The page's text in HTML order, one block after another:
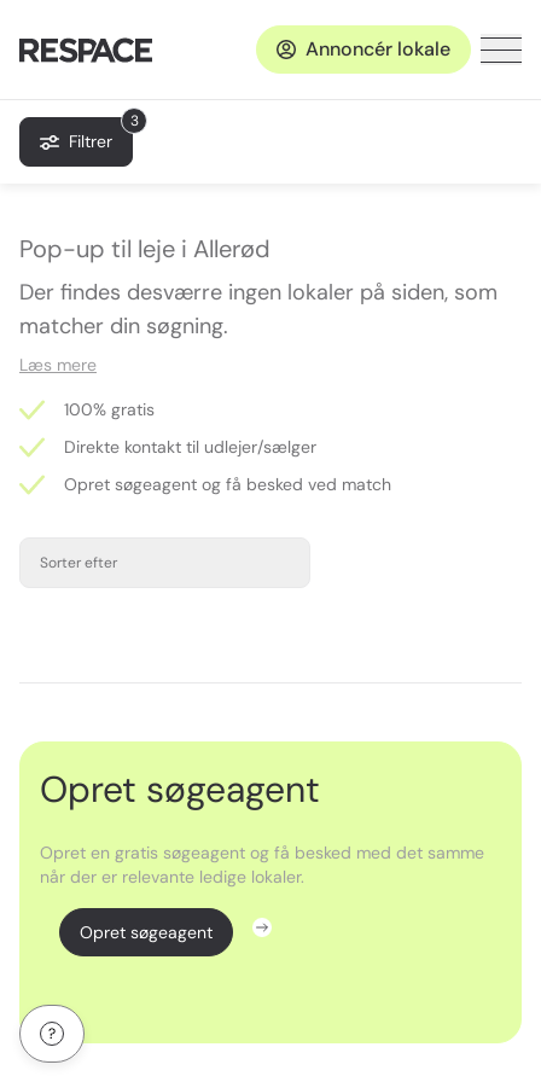
Annoncér lokale
3
Filtrer
Pop-up til leje i Allerød
Der findes desværre ingen lokaler på siden, som
matcher din søgning.
Læs mere
100% gratis
Direkte kontakt til udlejer/sælger
Opret søgeagent og få besked ved match
Sorter efter
Opret søgeagent
Opret en gratis søgeagent og få besked med det samme
når der er relevante ledige lokaler.
Opret søgeagent